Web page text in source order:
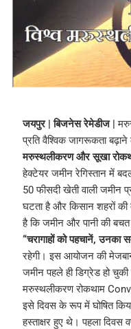
जयपुर | बिजनेस रेमेडीज |
प्रति वैश्विक जागरूकता
मरुस्थलीकरण और सूखा
हेक्टेयर जमीन रेगिस्तान में
50 फीसदी खेती वाली जमीन
घटता है और किसान शहरों की
है कि जमीन और पानी की
“चरागाहों को पहचानें,
रहेगी। इस आयोजन की
जमीन पहले ही डिग्रेड हो
मरुस्थलीकरण रोकथाम
इसे दिवस के रूप में घोषित
हस्ताक्षर हुए थे। पहला दिवस